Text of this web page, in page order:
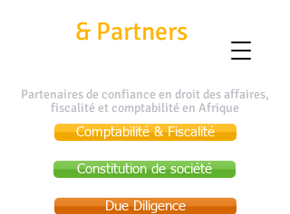
& Partners
Partenaires de confiance en droit des affaires,
fiscalité et comptabilité en Afrique
Constitution de société
Comptabilité & Fiscalité
Due Diligence